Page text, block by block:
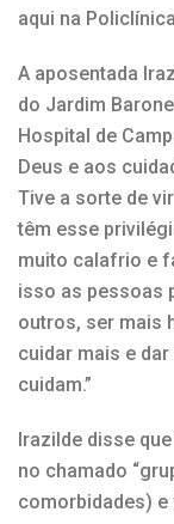
aqui na
A aposentada
do Jardim
Hospital de
Deus e aos
Tive a sorte de
têm esse
muito calafrio e
isso as pessoas
outros, ser mais
cuidar mais e
cuidam.”
Irazilde disse
no chamado
comorbidades) e